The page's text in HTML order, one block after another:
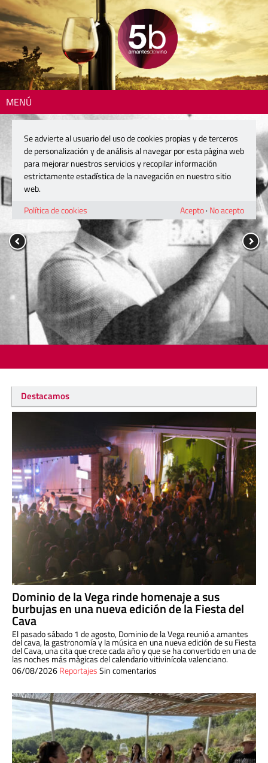
MENÚ
Destacamos
Dominio de la Vega rinde homenaje a sus
burbujas en una nueva edición de la Fiesta del
Cava
El pasado sábado 1 de agosto, Dominio de la Vega reunió a amantes
del cava, la gastronomía y la música en una nueva edición de su Fiesta
del Cava, una cita que crece cada año y que se ha convertido en una de
las noches más mágicas del calendario vitivinícola valenciano.
06/08/2026ReportajesSin comentarios
Se advierte al usuario del uso de cookies propias y de terceros
de personalización y de análisis al navegar por esta página web
para mejorar nuestros servicios y recopilar información
estrictamente estadística de la navegación en nuestro sitio
web.
Política de cookies
Acepto· No acepto